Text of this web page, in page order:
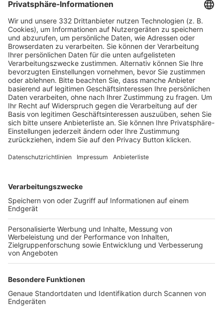
HÄUFIG BESUCHTE SEITEN
Pässe und Vereinswechsel
Trainerausbildung
Schulungsangebot Vereinsmitarbeiter
BFV-Geschäftsstellen
Trainerbörse
Login SpielPlus
FOLGE DEM BFV
TOP-VEREINE
TOP-PARTNER